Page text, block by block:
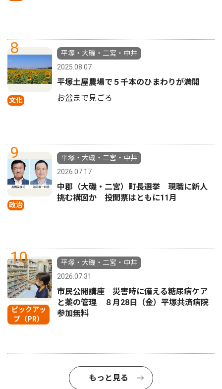
8
文化
平塚・大磯・二宮・中井
2025.08.07
平塚土屋農場で５千本のひまわりが満開
お盆まで見ごろ
9
政治
平塚・大磯・二宮・中井
2026.07.17
中郡（大磯・二宮）町長選挙 現職に新人
挑む構図か 投開票はともに11月
10
ピックアッ
プ（PR）
平塚・大磯・二宮・中井
2026.07.31
市民公開講座 災害時に備える糖尿病ケア
と薬の管理 ８月28日（金）平塚共済病院
参加無料
もっと見る